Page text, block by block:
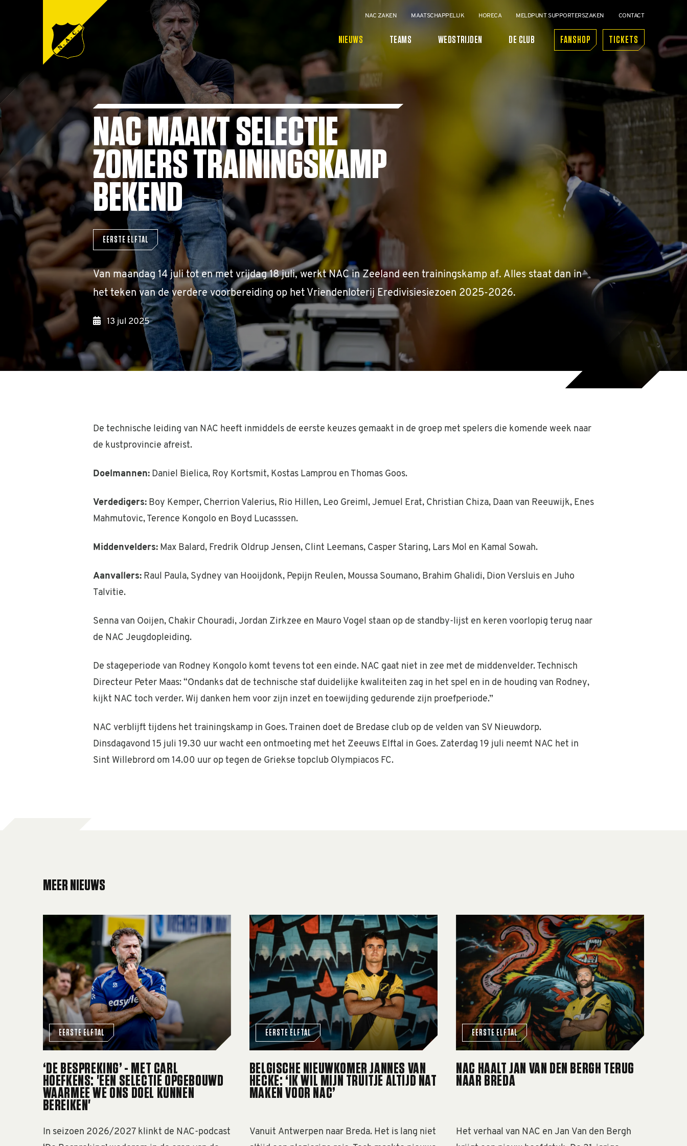
NAC ZAKEN MAATSCHAPPELIJK HORECA MELDPUNT SUPPORTERSZAKEN CONTACT
NIEUWS TEAMS WEDSTRIJDEN DE CLUB FANSHOP TICKETS
NAC MAAKT SELECTIE
ZOMERS TRAININGSKAMP
BEKEND
EERSTE ELFTAL
Van maandag 14 juli tot en met vrijdag 18 juli, werkt NAC in Zeeland een trainingskamp af. Alles staat dan in
het teken van de verdere voorbereiding op het Vriendenloterij Eredivisiesiezoen 2025-2026.
13 jul 2025
De technische leiding van NAC heeft inmiddels de eerste keuzes gemaakt in de groep met spelers die komende week naar
de kustprovincie afreist.
Doelmannen:Daniel Bielica, Roy Kortsmit, Kostas Lamprou en Thomas Goos.
Verdedigers:Boy Kemper, Cherrion Valerius, Rio Hillen, Leo Greiml, Jemuel Erat, Christian Chiza, Daan van Reeuwijk, Enes
Mahmutovic, Terence Kongolo en Boyd Lucasssen.
Middenvelders:Max Balard, Fredrik Oldrup Jensen, Clint Leemans, Casper Staring, Lars Mol en Kamal Sowah.
Aanvallers:Raul Paula, Sydney van Hooijdonk, Pepijn Reulen, Moussa Soumano, Brahim Ghalidi, Dion Versluis en Juho
Talvitie.
Senna van Ooijen, Chakir Chouradi, Jordan Zirkzee en Mauro Vogel staan op de standby-lijst en keren voorlopig terug naar
de NAC Jeugdopleiding.
De stageperiode van Rodney Kongolo komt tevens tot een einde. NAC gaat niet in zee met de middenvelder. Technisch
Directeur Peter Maas: “Ondanks dat de technische staf duidelijke kwaliteiten zag in het spel en in de houding van Rodney,
kijkt NAC toch verder. Wij danken hem voor zijn inzet en toewijding gedurende zijn proefperiode.”
NAC verblijft tijdens het trainingskamp in Goes. Trainen doet de Bredase club op de velden van SV Nieuwdorp.
Dinsdagavond 15 juli 19.30 uur wacht een ontmoeting met het Zeeuws Elftal in Goes. Zaterdag 19 juli neemt NAC het in
Sint Willebrord om 14.00 uur op tegen de Griekse topclub Olympiacos FC.
MEER NIEUWS
EERSTE ELFTAL
‘DE BESPREKING’ - MET CARL
HOEFKENS: 'EEN SELECTIE OPGEBOUWD
WAARMEE WE ONS DOEL KUNNEN
BEREIKEN'
In seizoen 2026/2027 klinkt de NAC-podcast
‘De Bespreking’ - met Carl Hoefkens: 'Een selectie opgebouwd waarmee we ons doel kunnen bereiken'
EERSTE ELFTAL
BELGISCHE NIEUWKOMER JANNES VAN
HECKE: ‘IK WIL MIJN TRUITJE ALTIJD NAT
MAKEN VOOR NAC’
Vanuit Antwerpen naar Breda. Het is lang niet
Belgische nieuwkomer Jannes Van Hecke: ‘Ik wil mijn truitje altijd nat maken voor NAC’
EERSTE ELFTAL
NAC HAALT JAN VAN DEN BERGH TERUG
NAAR BREDA
Het verhaal van NAC en Jan Van den Bergh
NAC haalt Jan Van den Bergh terug naar Breda